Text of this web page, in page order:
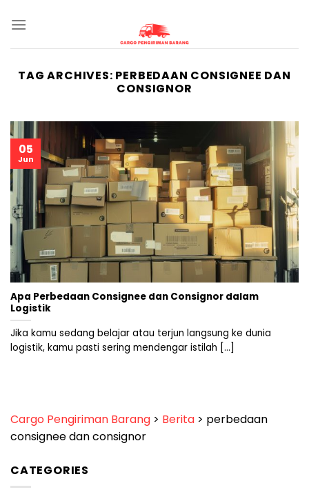
TAG ARCHIVES: PERBEDAAN CONSIGNEE DAN
CONSIGNOR
Apa Perbedaan Consignee dan Consignor dalam
Logistik
Jika kamu sedang belajar atau terjun langsung ke dunia
logistik, kamu pasti sering mendengar istilah [...]
05
Jun
Cargo Pengiriman Barang > Berita > perbedaan
consignee dan consignor
CATEGORIES